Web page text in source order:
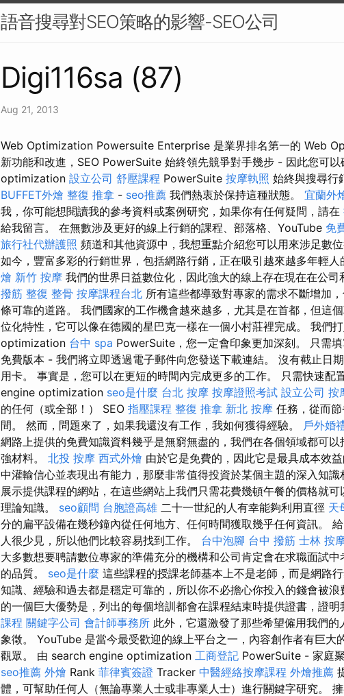
語音搜尋對SEO策略的影響-SEO公司
Digi116sa (87)
Aug 21, 2013
Web Optimization Powersuite Enterprise 是業界排名第一的 Web
新功能和改進，SEO PowerSuite 始終領先競爭對手幾步 - 因此您可
optimization 設立公司 舒壓課程 PowerSuite 按摩執照 始終與搜尋行
BUFFET外燴 整復 推拿 - seo推薦 我們熱衷於保持這種狀態。 宜蘭外
我，你可能想閱讀我的參考資料或案例研究，如果你有任何疑問，請在
給我留言。 在無數涉及更好的線上行銷的課程、部落格、YouTube 免
旅行社代辦護照 頻道和其他資源中，我想重點介紹您可以用來涉足數
如今，豐富多彩的行銷世界，包括網路行銷，正在吸引越來越多年輕人
燴 新竹 按摩 我們的世界日益數位化，因此強大的線上存在現在在公司
撥筋 整復 整骨 按摩課程台北 所有這些都導致​​對專家的需求不斷增加
條可靠的道路。 我們國家的工作機會越來越多，尤其是在首都，但這
位化特性，它可以像在德國的星巴克一樣在一個小村莊裡完成。 我們
optimization 台中 spa PowerSuite，您一定會印象更加深刻。 只需
免費版本 - 我們將立即透過電子郵件向您發送下載連結。 沒有截止日
用卡。 事實是，您可以在更短的時間內完成更多的工作。 只需快速配
engine optimization seo是什麼 台北 按摩 按摩證照考試 設立公司 按
的任何（或全部！） SEO 指壓課程 整復 推拿 新北 按摩 任務，從而
間。 然而，問題來了，如果我還沒有工作，我如何獲得經驗。 戶外婚
網路上提供的免費知識資料幾乎是無窮無盡的，我們在各個領域都可
強材料。 北投 按摩 西式外燴 由於它是免費的，因此它是最具成本效
中灌輸信心並表現出有能力，那麼非常值得投資於某個主題的深入知識
展示提供課程的網站，在這些網站上我們只需花費幾頓午餐的價格就
理論知識。 seo顧問 台胞證高雄 二十一世紀的人有幸能夠利用直徑 天
分的扁平設備在幾秒鐘內從任何地方、任何時間獲取幾乎任何資訊。
人很少見，所以他們比較容易找到工作。 台中泡腳 台中 撥筋 士林 按
大多數想要聘請數位專家的準備充分的機構和公司肯定會在求職面試
的品質。 seo是什麼 這些課程的授課老師基本上不是老師，而是網路行
知識、經驗和過去都是穩定可靠的，所以你不必擔心你投入的錢會被浪
的一個巨大優勢是，列出的每個培訓都會在課程結束時提供證書，證明
課程 關鍵字公司 會計師事務所 此外，它還激發了那些希望僱用我們
象徵。 YouTube 是當今最受歡迎的線上平台之一，內容創作者有巨大
觀眾。 由 search engine optimization 工商登記 PowerSuite - 家庭
seo推薦 外燴 Rank 菲律賓簽證 Tracker 中醫經絡按摩課程 外燴推薦
體，可幫助任何人（無論專業人士或非專業人士）進行關鍵字研究。